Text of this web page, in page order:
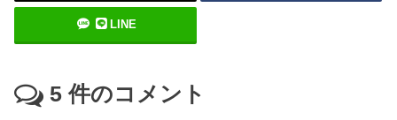
LINE
5 件のコメント